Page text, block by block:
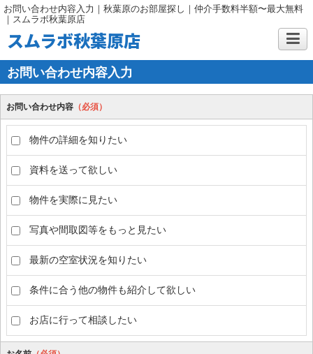
お問い合わせ内容入力｜秋葉原のお部屋探し｜仲介手数料半額〜最大無料
｜スムラボ秋葉原店
スムラボ秋葉原店
お問い合わせ内容入力
お問い合わせ内容 （必須）
物件の詳細を知りたい
資料を送って欲しい
物件を実際に見たい
写真や間取図等をもっと見たい
最新の空室状況を知りたい
条件に合う他の物件も紹介して欲しい
お店に行って相談したい